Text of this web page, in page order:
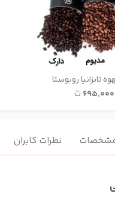
تانزانیا روبوستا
۶۹۵٬۰۰۰ ت
نظرات کابران